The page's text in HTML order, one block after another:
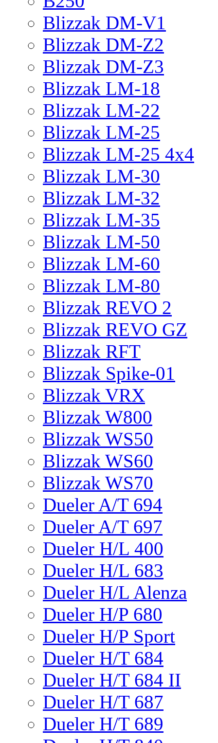
Blizzak DM-V1
Blizzak DM-Z2
Blizzak DM-Z3
Blizzak LM-18
Blizzak LM-22
Blizzak LM-25
Blizzak LM-25 4x4
Blizzak LM-30
Blizzak LM-32
Blizzak LM-35
Blizzak LM-50
Blizzak LM-60
Blizzak LM-80
Blizzak REVO 2
Blizzak REVO GZ
Blizzak RFT
Blizzak Spike-01
Blizzak VRX
Blizzak W800
Blizzak WS50
Blizzak WS60
Blizzak WS70
Dueler A/T 694
Dueler A/T 697
Dueler H/L 400
Dueler H/L 683
Dueler H/L Alenza
Dueler H/P 680
Dueler H/P Sport
Dueler H/T 684
Dueler H/T 684 II
Dueler H/T 687
Dueler H/T 689